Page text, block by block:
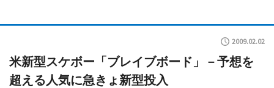
2009.02.02
米新型スケボー「ブレイブボード」－予想を
超える人気に急きょ新型投入